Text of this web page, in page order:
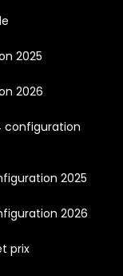
2025
2026
configuration
2025
2026
prix